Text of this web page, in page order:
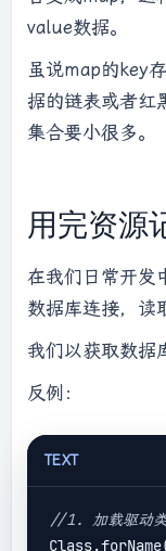
value数据。
虽说map的key
据的链表或者红
集合要小很多。
用完资源
在我们日常开发
数据库连接，读
我们以获取数据
反例：
TEXT
//1. 加载驱动